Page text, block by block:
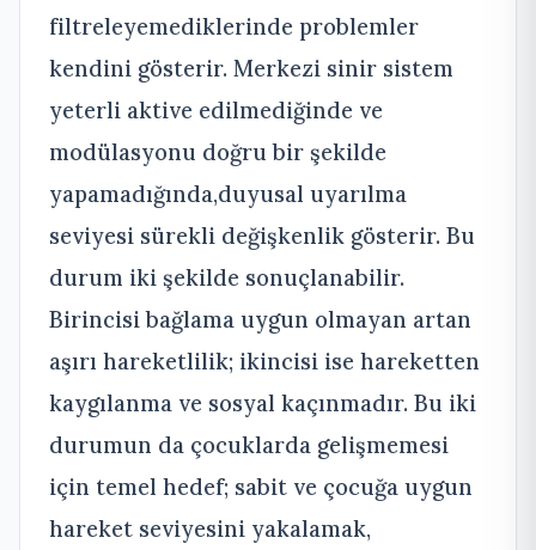
filtreleyemediklerinde problemler
kendini gösterir. Merkezi sinir sistem
yeterli aktive edilmediğinde ve
modülasyonu doğru bir şekilde
yapamadığında,duyusal uyarılma
seviyesi sürekli değişkenlik gösterir. Bu
durum iki şekilde sonuçlanabilir.
Birincisi bağlama uygun olmayan artan
aşırı hareketlilik; ikincisi ise hareketten
kaygılanma ve sosyal kaçınmadır. Bu iki
durumun da çocuklarda gelişmemesi
için temel hedef; sabit ve çocuğa uygun
hareket seviyesini yakalamak,